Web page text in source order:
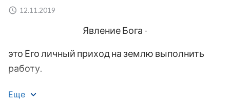
12.11.2019
Явление Бога -
это Его личный приход на землю выполнить
работу.
Благодаря Своей личности и характеру, и
Еще